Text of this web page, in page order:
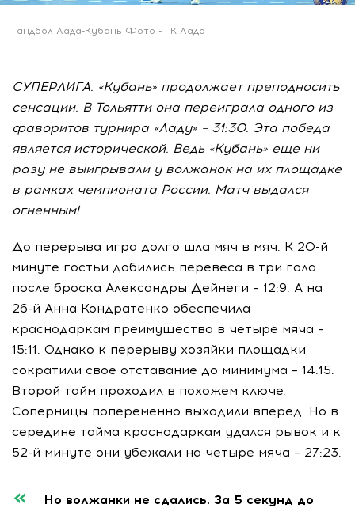
Гандбол Лада-Кубань Фото - ГК Лада
СУПЕРЛИГА. «Кубань» продолжает преподносить
сенсации. В Тольятти она переиграла одного из
фаворитов турнира «Ладу» – 31:30. Эта победа
является исторической. Ведь «Кубань» еще ни
разу не выигрывали у волжанок на их площадке
в рамках чемпионата России. Матч выдался
огненным!
До перерыва игра долго шла мяч в мяч. К 20-й
минуте гостьи добились перевеса в три гола
после броска Александры Дейнеги – 12:9. А на
26-й Анна Кондратенко обеспечила
краснодаркам преимущество в четыре мяча –
15:11. Однако к перерыву хозяйки площадки
сократили свое отставание до минимума – 14:15.
Второй тайм проходил в похожем ключе.
Соперницы попеременно выходили вперед. Но в
середине тайма краснодаркам удался рывок и к
52-й минуте они убежали на четыре мяча – 27:23.
Но волжанки не сдались. За 5 секунд до